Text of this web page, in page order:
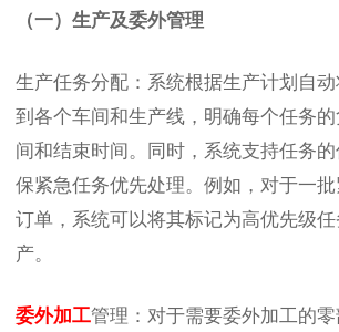
（一）生产及委外管理
生产任务分配：系统根据生产计划自
到各个车间和生产线，明确每个任务
间和结束时间。同时，系统支持任务
保紧急任务优先处理。例如，对于一
订单，系统可以将其标记为高优先级
产。
委外加工管理：对于需要委外加工的